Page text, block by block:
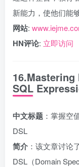
新能力，使他们能
网站:
HN评论: 立即访问
SQL
中文标题 ：掌握空
DSL
简介 ：该文章讨论
DSL（Domain